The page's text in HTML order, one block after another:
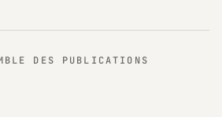
DES PUBLICATIONS